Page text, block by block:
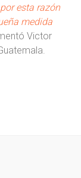
esta razón
medida
Victor